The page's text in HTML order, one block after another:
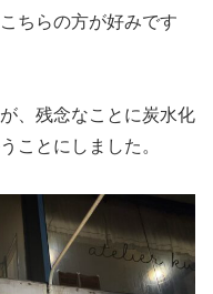
ちらの方が好みです
、残念なことに炭水化
ことにしました。